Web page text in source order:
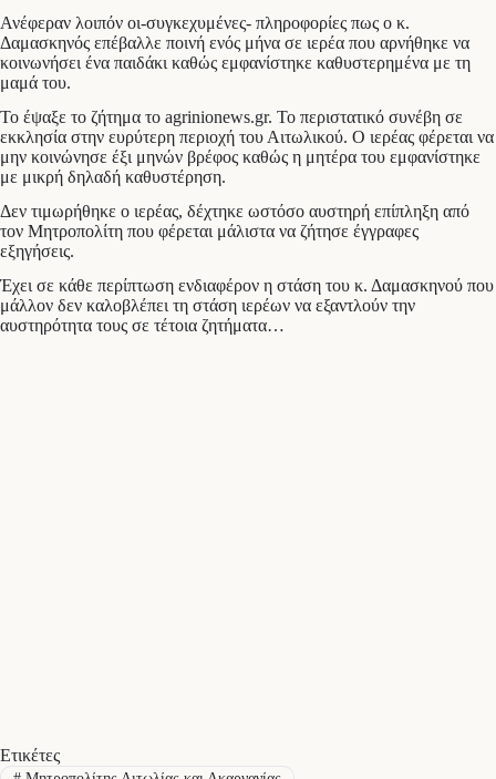
Ανέφεραν λοιπόν οι-συγκεχυμένες- πληροφορίες πως ο κ.
Δαμασκηνός επέβαλλε ποινή ενός μήνα σε ιερέα που αρνήθηκε να
κοινωνήσει ένα παιδάκι καθώς εμφανίστηκε καθυστερημένα με τη
μαμά του.
Το έψαξε το ζήτημα το agrinionews.gr. To περιστατικό συνέβη σε
εκκλησία στην ευρύτερη περιοχή του Αιτωλικού. Ο ιερέας φέρεται να
μην κοινώνησε έξι μηνών βρέφος καθώς η μητέρα του εμφανίστηκε
με μικρή δηλαδή καθυστέρηση.
Δεν τιμωρήθηκε ο ιερέας, δέχτηκε ωστόσο αυστηρή επίπληξη από
τον Μητροπολίτη που φέρεται μάλιστα να ζήτησε έγγραφες
εξηγήσεις.
Έχει σε κάθε περίπτωση ενδιαφέρον η στάση του κ. Δαμασκηνού που
μάλλον δεν καλοβλέπει τη στάση ιερέων να εξαντλούν την
αυστηρότητα τους σε τέτοια ζητήματα…
Ετικέτες